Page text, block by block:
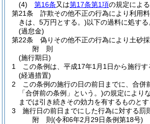
(4)
第16条又は第17条第1項の規定によ
第21条
詐欺その他不正の行為により利用
きは、5万円とする。)以下の過料に処する
(過怠金)
第22条
偽りその他不正の行為により土砂
附 則
(施行期日)
1
この条例は、平成17年1月1日から施行す
(経過措置)
2
この条例の施行の日の前日までに、合併
「合併前の条例」という。)の規定により
までは引き続きその効力を有するものとす
3
施行日の前日までにした行為に対する罰
附 則(令和6年2月29日条例第18号)